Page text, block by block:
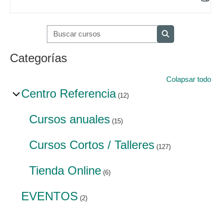
Buscar cursos
Buscar cursos
Categorías
Colapsar todo
Centro Referencia(12)
Cursos anuales (15)
Cursos Cortos / Talleres (127)
Tienda Online (6)
EVENTOS (2)